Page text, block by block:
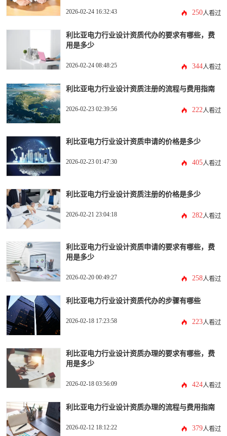
2026-02-24 16:32:43 250人看过
利比亚电力行业设计资质代办的要求有哪些，费
用是多少
2026-02-24 08:48:25 344人看过
利比亚电力行业设计资质注册的流程与费用指南
2026-02-23 02:39:56 222人看过
利比亚电力行业设计资质申请的价格是多少
2026-02-23 01:47:30 405人看过
利比亚电力行业设计资质注册的价格是多少
2026-02-21 23:04:18 282人看过
利比亚电力行业设计资质申请的要求有哪些，费
用是多少
2026-02-20 00:49:27 258人看过
利比亚电力行业设计资质代办的步骤有哪些
2026-02-18 17:23:58 223人看过
利比亚电力行业设计资质办理的要求有哪些，费
用是多少
2026-02-18 03:56:09 424人看过
利比亚电力行业设计资质办理的流程与费用指南
2026-02-12 18:12:22 379人看过